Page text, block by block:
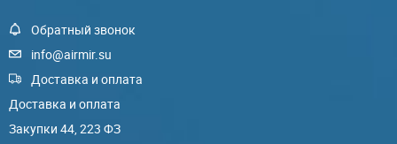
Обратный звонок
info@airmir.su
Доставка и оплата
Доставка и оплата
Закупки 44, 223 ФЗ